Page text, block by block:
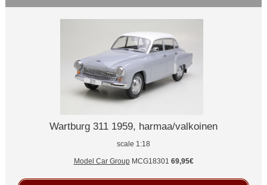
Wartburg 311 1959, harmaa/valkoinen
scale 1:18
Model Car GroupMCG18301 69,95€